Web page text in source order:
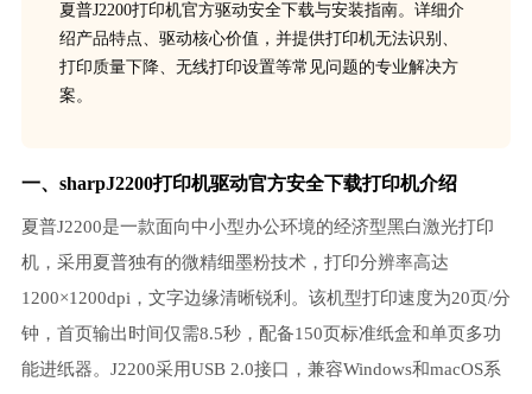
夏普J2200打印机官方驱动安全下载与安装指南。详细介
绍产品特点、驱动核心价值，并提供打印机无法识别、
打印质量下降、无线打印设置等常见问题的专业解决方
案。
一、sharpJ2200打印机驱动官方安全下载打印机介绍
夏普J2200是一款面向中小型办公环境的经济型黑白激光打印
机，采用夏普独有的微精细墨粉技术，打印分辨率高达
1200×1200dpi，文字边缘清晰锐利。该机型打印速度为20页/分
钟，首页输出时间仅需8.5秒，配备150页标准纸盒和单页多功
能进纸器。J2200采用USB 2.0接口，兼容Windows和macOS系